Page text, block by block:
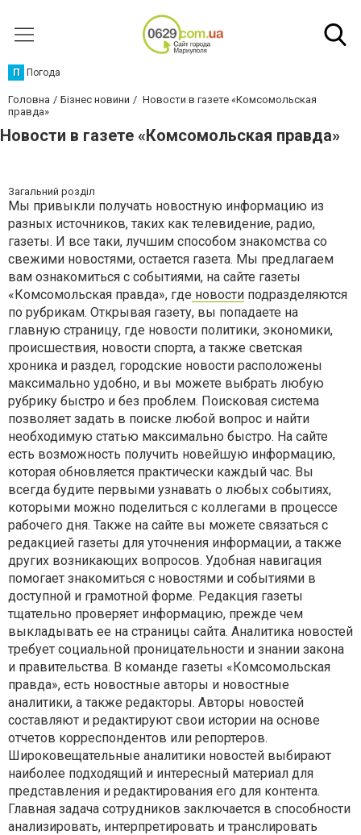
П Погода
Головна Бізнес новини
Новости в газете «Комсомольская
правда»
Новости в газете «Комсомольская правда»
Загальний розділ
Мы привыкли получать новостную информацию из
разных источников, таких как телевидение, радио,
газеты. И все таки, лучшим способом знакомства со
свежими новостями, остается газета. Мы предлагаем
вам ознакомиться с событиями, на сайте газеты
«Комсомольская правда», где новости подразделяются
по рубрикам. Открывая газету, вы попадаете на
главную страницу, где новости политики, экономики,
происшествия, новости спорта, а также светская
хроника и раздел, городские новости расположены
максимально удобно, и вы можете выбрать любую
рубрику быстро и без проблем. Поисковая система
позволяет задать в поиске любой вопрос и найти
необходимую статью максимально быстро. На сайте
есть возможность получить новейшую информацию,
которая обновляется практически каждый час. Вы
всегда будите первыми узнавать о любых событиях,
которыми можно поделиться с коллегами в процессе
рабочего дня. Также на сайте вы можете связаться с
редакцией газеты для уточнения информации, а также
других возникающих вопросов. Удобная навигация
помогает знакомиться с новостями и событиями в
доступной и грамотной форме. Редакция газеты
тщательно проверяет информацию, прежде чем
выкладывать ее на страницы сайта. Аналитика новостей
требует социальной проницательности и знании закона
и правительства. В команде газеты «Комсомольская
правда», есть новостные авторы и новостные
аналитики, а также редакторы. Авторы новостей
составляют и редактируют свои истории на основе
отчетов корреспондентов или репортеров.
Широковещательные аналитики новостей выбирают
наиболее подходящий и интересный материал для
представления и редактирования его для контента.
Главная задача сотрудников заключается в способности
анализировать, интерпретировать и транслировать